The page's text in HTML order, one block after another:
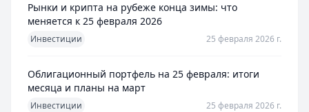
Рынки и крипта на рубеже конца зимы: что
меняется к 25 февраля 2026
Инвестиции 25 февраля 2026 г.
Облигационный портфель на 25 февраля: итоги
месяца и планы на март
Инвестиции 25 февраля 2026 г.